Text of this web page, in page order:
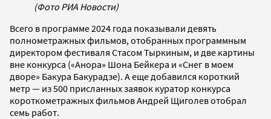
(Фото РИА Новости)
Всего в программе 2024 года показывали девять
полнометражных фильмов, отобранных программным
директором фестиваля Стасом Тыркиным, и две картины
вне конкурса («Анора» Шона Бейкера и «Снег в моем
дворе» Бакура Бакурадзе). А еще добавился короткий
метр — из 500 присланных заявок куратор конкурса
короткометражных фильмов Андрей Щиголев отобрал
семь работ.